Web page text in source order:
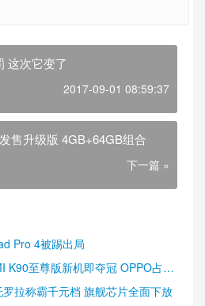
这次它变了
2017-09-01 08:59:37
售升级版 4GB+64GB组合
下一篇 »
Pro 4被踢出局
K90至尊版新机即夺冠 OPPO占据
拉称霸千元档 旗舰芯片全面下放